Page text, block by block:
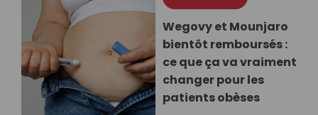
Wegovy et Mounjaro
bientôt remboursés :
ce que ça va vraiment
changer pour les
patients obèses